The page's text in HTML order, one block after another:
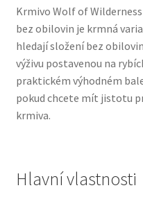
Natural Trainer
přírodními složkami
Happy Dog —
Hill’s pro psy
Krmivo Wolf of
bez obilovin je krmná
hledají složení bez
výživu postavenou na
praktickém výhodném
pokud chcete mít jistotu
krmiva.
Hlavní vlastnosti